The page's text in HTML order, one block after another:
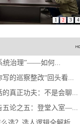
1 2 3 4
统治理”——如何...
的巡察整改“回头看...
的真正功夫：不是会聊...
五论之五：登堂入室—...